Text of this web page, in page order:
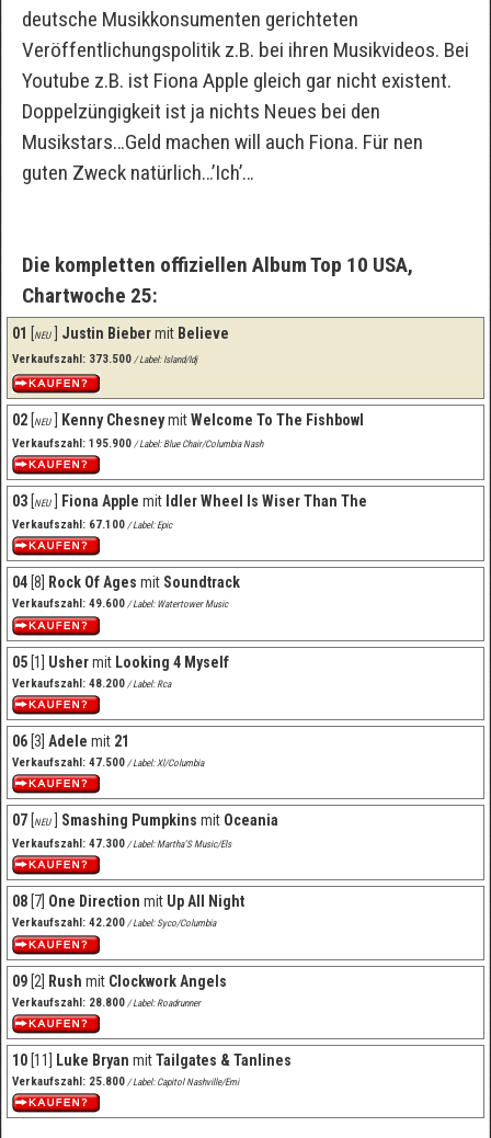
deutsche Musikkonsumenten gerichteten
Veröffentlichungspolitik z.B. bei ihren Musikvideos. Bei
Youtube z.B. ist Fiona Apple gleich gar nicht existent.
Doppelzüngigkeit ist ja nichts Neues bei den
Musikstars…Geld machen will auch Fiona. Für nen
guten Zweck natürlich…’Ich’…
Die kompletten offiziellen Album Top 10 USA,
Chartwoche 25:
01 [NEU Justin Biebermit Believe
Verkaufszahl: 373.500 / Label: Island/Idj
02 [NEU Kenny ChesneymitWelcome To The Fishbowl
Verkaufszahl: 195.900 / Label: Blue Chair/Columbia Nash
03 [NEU Fiona Apple mit Idler Wheel Is Wiser Than The
Verkaufszahl: 67.100 / Label: Epic
04 [8] Rock Of Ages mit Soundtrack
Verkaufszahl: 49.600 / Label: Watertower Music
05 [1] Ushermit Looking 4 Myself
Verkaufszahl: 48.200 / Label: Rca
06 [3]Adele mit 21
Verkaufszahl: 47.500 / Label: Xl/Columbia
07 [NEU Smashing Pumpkins mit Oceania
Verkaufszahl: 47.300 / Label: Martha’S Music/Els
08 [7] One Direction mit Up All Night
Verkaufszahl: 42.200 / Label: Syco/Columbia
09 [2] Rush mit Clockwork Angels
Verkaufszahl: 28.800 / Label: Roadrunner
10 [11] Luke Bryan mitTailgates & Tanlines
Verkaufszahl: 25.800 / Label: Capitol Nashville/Emi